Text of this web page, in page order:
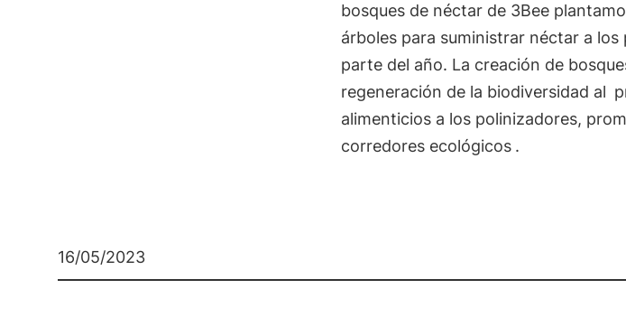
bosques de néctar de 3Bee
árboles para suministrar néctar a
parte del año. La creación de
regeneración de la biodiversidad al
alimenticios a los polinizadores,
corredores ecológicos .
16/05/2023